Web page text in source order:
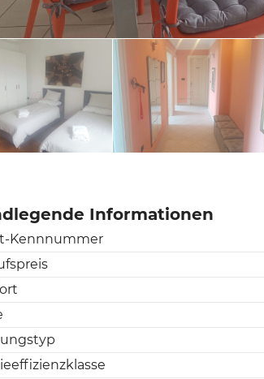
Informationen
Kennnummer